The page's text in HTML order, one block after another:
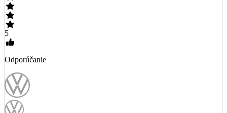
5
Odporúčanie